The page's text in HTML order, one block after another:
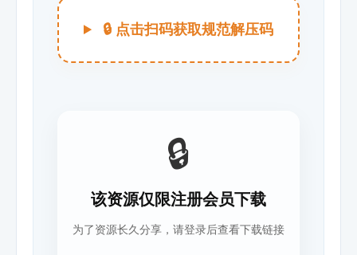
🔒 点击扫码获取规范解压码
🔒
该资源仅限注册会员下载
为了资源长久分享，请登录后查看下载链接